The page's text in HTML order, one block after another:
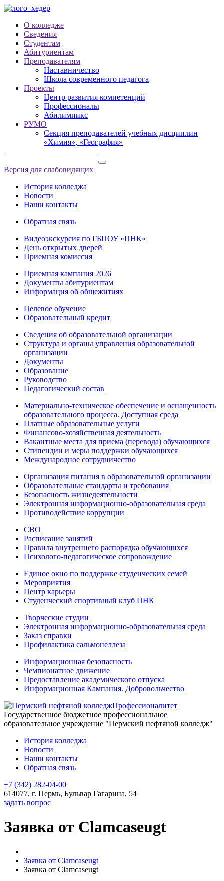
О колледже
Сведения
Студентам
Абитуриентам
Преподавателям
Наставничество
Школа современного педагога
Проекты
Центр развития компетенций
Профессионалы
Абилимпикс
РУМО
Секция преподавателей учебных дисциплин
«Химия», «География»
Версия для слабовидящих
История колледжа
Новости
Наши контакты
Обратная связь
Видеоэкскурсия по ГБПОУ «ПНК»
День открытых дверей
Приемная комиссия
Приемная кампания 2026
Дoкументы абитуриентам
Информация об общежитиях
Целевое обучение
Образовательный кредит
Сведения об образовательной организации
Структура и органы управления образовательной
организации
Документы
Образование
Руководство
Педагогический состав
Материально-техническое обеспечение и оснащенность
образовательного процесса. Доступная среда
Платные образовательные услуги
Финансово-хозяйственная деятельность
Вакантные места для приема (перевода) обучающихся
Стипендии и меры поддержки обучающихся
Международное сотрудничество
Организация питания в образовательной организации
Образовательные стандарты и требования
Безопасность жизнедеятельности
Электронная информационно-образовательная среда
Противодействие коррупции
СВО
Расписание занятий
Правила внутреннего распорядка обучающихся
Психолого-педагогическое сопровождение
Единое окно по поддержке студенческих семей
Мероприятия
Центр карьеры
Студенческий спортивный клуб ПНК
Творческие студии
Электронная информационно-образовательная среда
Заказ справки
Профилактика сальмонеллеза
Информационная безопасность
Чемпионатное движение
Предоставление академического отпуска
Информационная Кампания. Добровольчество
Профессионалитет
Государственное бюджетное профессиональное
образовательное учреждение "Пермский нефтяной колледж"
История колледжа
Новости
Наши контакты
Обратная связь
+7 (342) 282-04-00
614077, г. Пермь, Бульвар Гагарина, 54
задать вопрос
Заявка от Clamcaseugt
Заявка от Clamcaseugt
Заявка от Clamcaseugt